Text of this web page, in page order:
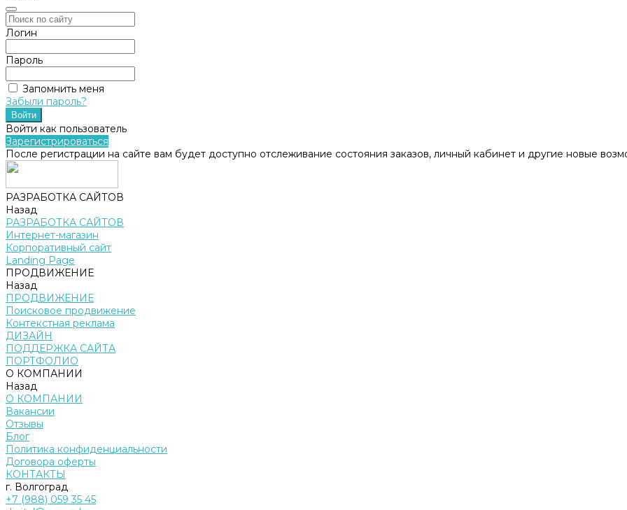
Логин
Пароль
Запомнить меня
Забыли пароль?
Войти как пользователь
Зарегистрироваться
После регистрации на сайте вам будет доступно отслеживание состояния заказов, личный кабинет и другие новые
РАЗРАБОТКА САЙТОВ
Назад
РАЗРАБОТКА САЙТОВ
Интернет-магазин
Корпоративный сайт
Landing Page
ПРОДВИЖЕНИЕ
Назад
ПРОДВИЖЕНИЕ
Поисковое продвижение
Контекстная реклама
ДИЗАЙН
ПОДДЕРЖКА САЙТА
ПОРТФОЛИО
О КОМПАНИИ
Назад
О КОМПАНИИ
Вакансии
Отзывы
Блог
Политика конфиденциальности
Договора оферты
КОНТАКТЫ
г. Волгоград
+7 (988) 059 35 45